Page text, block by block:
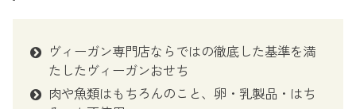
ヴィーガン専門店ならではの徹底した基準を満
たしたヴィーガンおせち
肉や魚類はもちろんのこと、卵・乳製品・はち